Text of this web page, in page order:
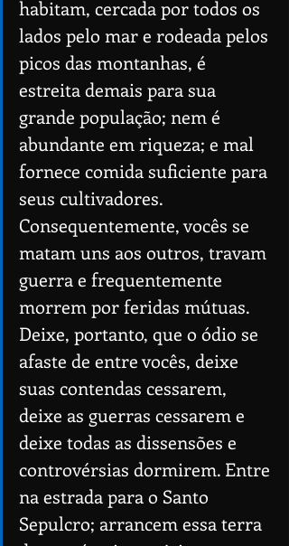
habitam, cercada por todos os
lados pelo mar e rodeada pelos
picos das montanhas, é
estreita demais para sua
grande população; nem é
abundante em riqueza; e mal
fornece comida suficiente para
seus cultivadores.
Consequentemente, vocês se
matam uns aos outros, travam
guerra e frequentemente
morrem por feridas mútuas.
Deixe, portanto, que o ódio se
afaste de entre vocês, deixe
suas contendas cessarem,
deixe as guerras cessarem e
deixe todas as dissensões e
controvérsias dormirem. Entre
na estrada para o Santo
Sepulcro; arrancem essa terra